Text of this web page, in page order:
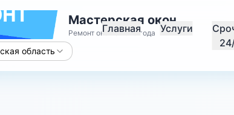
Мастерская окон
Ремонт окон с 2015 года
область
Главная Услуги